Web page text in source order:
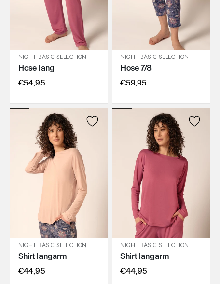
IN DEN WARENKORB
NIGHT BASIC SELECTION
Hose lang
€54,95
IN DEN WARENKORB
NIGHT BASIC SELECTION
Hose 7/8
€59,95
IN DEN WARENKORB
NIGHT BASIC SELECTION
Shirt langarm
€44,95
IN DEN WARENKORB
NIGHT BASIC SELECTION
Shirt langarm
€44,95